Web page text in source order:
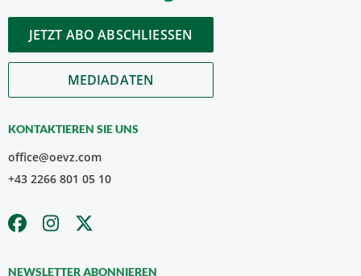
JETZT ABO ABSCHLIESSEN
MEDIADATEN
KONTAKTIEREN SIE UNS
office@oevz.com
+43 2266 801 05 10
NEWSLETTER ABONNIEREN